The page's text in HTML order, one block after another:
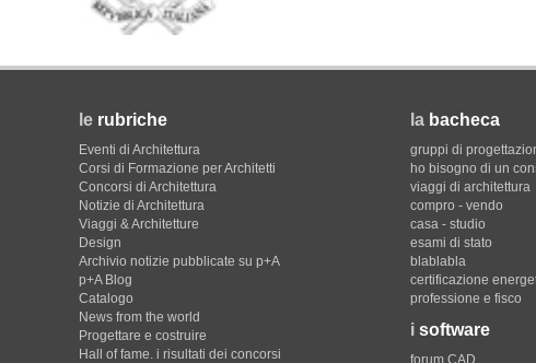
le rubriche
Eventi di Architettura
Corsi di Formazione per Architetti
Concorsi di Architettura
Notizie di Architettura
Viaggi & Architetture
Design
Archivio notizie pubblicate su p+A
p+A Blog
Catalogo
News from the world
Progettare e costruire
Hall of fame. i risultati dei concorsi
la bacheca
gruppi di
ho bisogno di un
viaggi di architettura
compro - vendo
casa - studio
esami di stato
blablabla
certificazione
professione e fisco
i software
forum CAD